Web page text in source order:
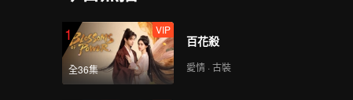
1
全36集
VIP
百花殺
愛情 · 古裝